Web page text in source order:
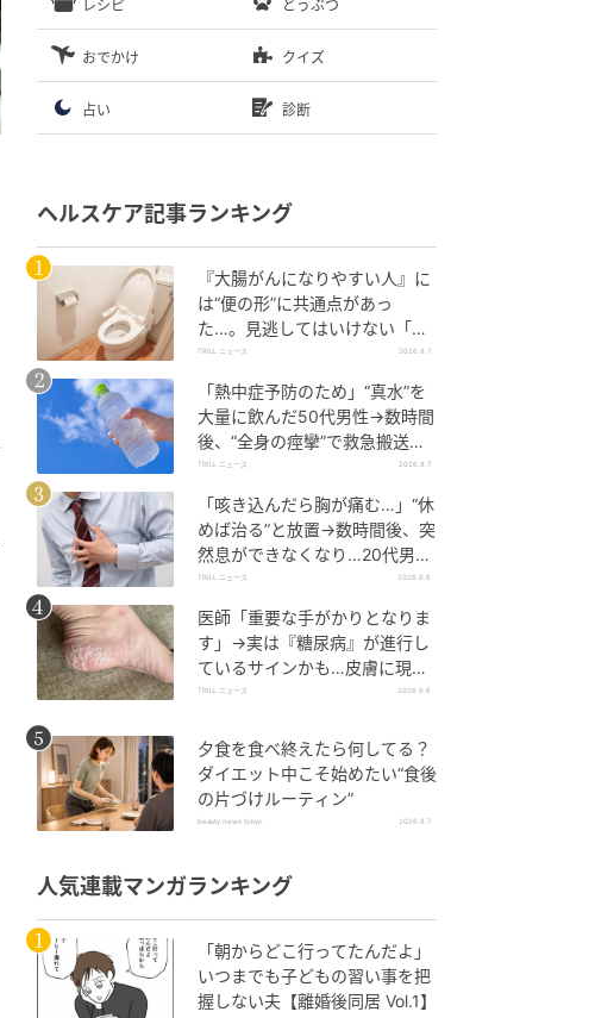
レシピ どうぶつ
おでかけ クイズ
占い 診断
ヘルスケア記事ランキング
『大腸がんになりやすい人』に
は“便の形”に共通点があっ
た…。見逃してはいけない「危
険なサイン」とは？【医師が解
TRILL ニュース 2026.8.7
「熱中症予防のため」“真水”を
大量に飲んだ50代男性→数時間
後、“全身の痙攣”で救急搬送さ
れ…待ち受けていた“恐ろしい事
TRILL ニュース 2026.8.7
「咳き込んだら胸が痛む…」“休
めば治る”と放置→数時間後、突
然息ができなくなり…20代男性
を待ち受けていた“恐ろしい病
TRILL ニュース 2026.8.6
医師「重要な手がかりとなりま
す」→実は『糖尿病』が進行し
ているサインかも…皮膚に現れ
る“3つの危険な変化”
TRILL ニュース 2026.8.6
夕食を食べ終えたら何してる？
ダイエット中こそ始めたい“食後
の片づけルーティン”
beauty news tokyo 2026.8.7
人気連載マンガランキング
「朝からどこ行ってたんだよ」
いつまでも子どもの習い事を把
握しない夫【離婚後同居 Vol.1】